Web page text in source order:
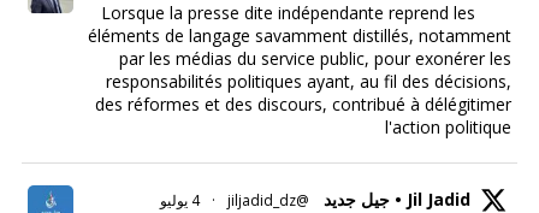
Lorsque la presse dite indépendante reprend les
éléments de langage savamment distillés, notamment
par les médias du service public, pour exonérer les
responsabilités politiques ayant, au fil des décisions,
des réformes et des discours, contribué à délégitimer
l'action politique
Jil Jadid • جيل جديد @jiljadid_dz
· 4 يوليو